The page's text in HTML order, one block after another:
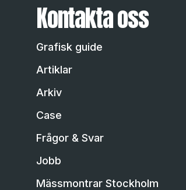
Kontakta oss
Grafisk guide
Artiklar
Arkiv
Case
Frågor & Svar
Jobb
Mässmontrar Stockholm